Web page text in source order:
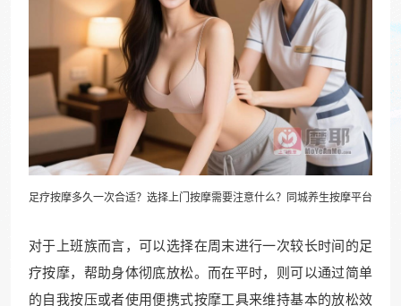
足疗按摩多久一次合适？选择上门按摩需要注意什么？同城养生按摩平台
对于上班族而言，可以选择在周末进行一次较长时间的足
疗按摩，帮助身体彻底放松。而在平时，则可以通过简单
的自我按压或者使用便携式按摩工具来维持基本的放松效